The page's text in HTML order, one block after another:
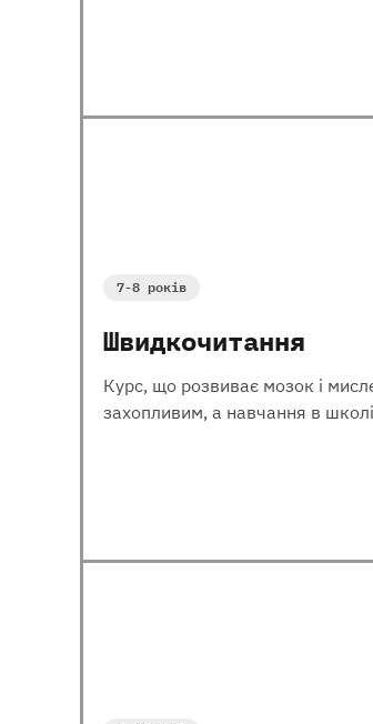
7-8 років
Швидкочитання
Курс, що розвиває мозок і
захопливим, а навчання в